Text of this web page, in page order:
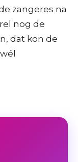
zangeres na
nog de
dat kon de